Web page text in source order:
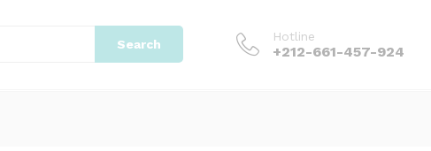
Search
Hotline
+212-661-457-924